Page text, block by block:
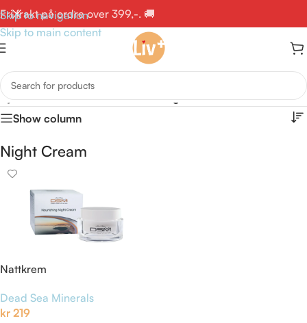
Skip to navigation
Skip to main content
Fri frakt på ordre over 399,-. 🚚
Hjem/Produkter med stikkord «Night Cream»
Show column
Night Cream
Nattkrem
Dead Sea Minerals
kr 219